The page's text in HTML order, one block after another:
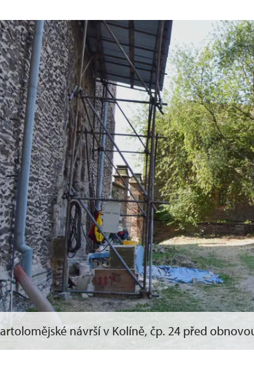
návrší v Kolíně, čp. 24 před